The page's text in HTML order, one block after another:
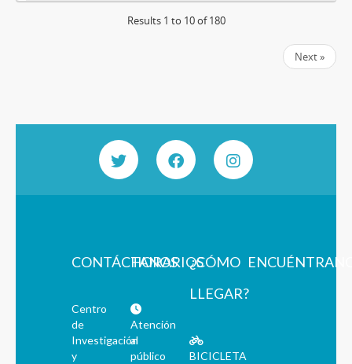
Results 1 to 10 of 180
Next »
CONTÁCTANOS
Centro
de
Investigación
y
HORARIOS
Atención
al
público
¿CÓMO
LLEGAR?
BICICLETA